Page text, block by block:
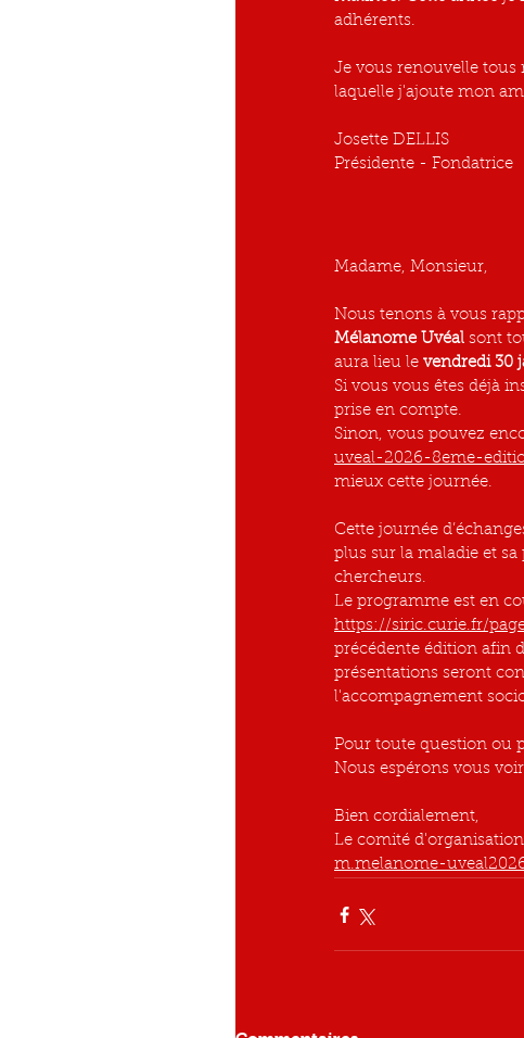
adhérents.
Je vous renouvelle tous
laquelle j'ajoute mon
Josette DELLIS
Présidente - Fondatrice
Madame, Monsieur,
Nous tenons à vous
Mélanome Uvéal sont
aura lieu le vendredi 30
Si vous vous êtes déjà
prise en compte.
Sinon, vous pouvez
uveal-2026-8eme-
mieux cette journée.
Cette journée
plus sur la maladie et
chercheurs.
Le programme est en
https://siric.curie.fr/
précédente édition afin
présentations seront
l'accompagnement
Pour toute question ou
Nous espérons vous
Bien cordialement,
Le comité
m.melanome-